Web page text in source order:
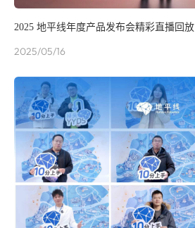
2025 地平线年度产品发布会精彩直播回放
2025/05/16